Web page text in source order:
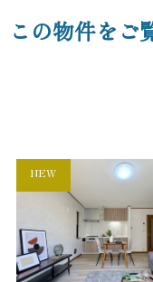
この物件をご
NEW